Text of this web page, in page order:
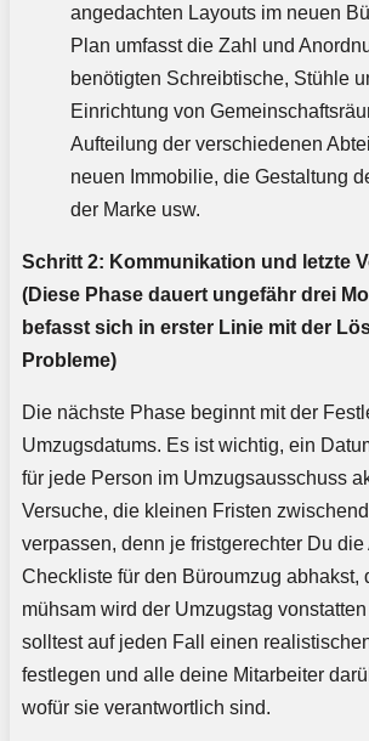
angedachten Layouts im neuen
Plan umfasst die Zahl und
benötigten Schreibtische, Stühle
Einrichtung von
Aufteilung der verschiedenen
neuen Immobilie, die Gestaltung
der Marke usw.
Schritt 2: Kommunikation und letzte
(Diese Phase dauert ungefähr drei
befasst sich in erster Linie mit der
Probleme)
Die nächste Phase beginnt mit der
Umzugsdatums. Es ist wichtig, ein
für jede Person im Umzugsausschuss
Versuche, die kleinen Fristen
verpassen, denn je fristgerechter Du
Checkliste für den Büroumzug abhakst,
mühsam wird der Umzugstag
solltest auf jeden Fall einen
festlegen und alle deine Mitarbeiter
wofür sie verantwortlich sind.